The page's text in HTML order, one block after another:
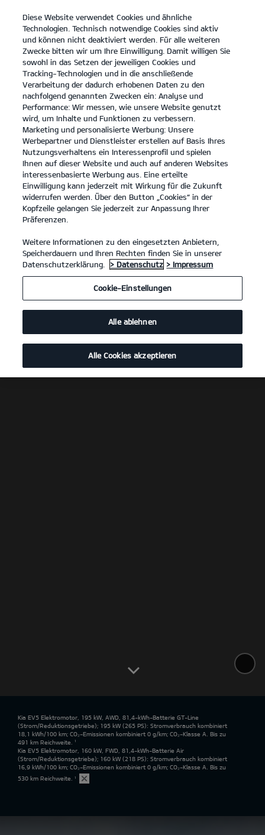
open
menu
KONTAKT
Der EV5 Probefahrt / Angebot
Konfigurator
... ... DER EV5
Der Kia EV5
Entdecke die Welt in neuem Licht.
Kia EV5 Elektromotor, 195 kW, AWD, 81,4-kWh-Batterie GT-Line
(Strom/Reduktionsgetriebe); 195 kW (265 PS): Stromverbrauch kombiniert
18,1 kWh/100 km; CO₂-Emissionen kombiniert 0 g/km; CO₂-Klasse A. Bis zu
491 km Reichweite. ¹
Kia EV5 Elektromotor, 160 kW, FWD, 81,4-kWh-Batterie Air
(Strom/Reduktionsgetriebe); 160 kW (218 PS): Stromverbrauch kombiniert
16,9 kWh/100 km; CO₂-Emissionen kombiniert 0 g/km; CO₂-Klasse A. Bis zu
530 km Reichweite. ¹
Diese Website verwendet Cookies und ähnliche
Technologien. Technisch notwendige Cookies sind aktiv
und können nicht deaktiviert werden. Für alle weiteren
Zwecke bitten wir um Ihre Einwilligung. Damit willigen Sie
sowohl in das Setzen der jeweiligen Cookies und
Tracking-Technologien und in die anschließende
Verarbeitung der dadurch erhobenen Daten zu den
nachfolgend genannten Zwecken ein: Analyse und
Performance: Wir messen, wie unsere Website genutzt
wird, um Inhalte und Funktionen zu verbessern.
Marketing und personalisierte Werbung: Unsere
Werbepartner und Dienstleister erstellen auf Basis Ihres
Nutzungsverhaltens ein Interessenprofil und spielen
Ihnen auf dieser Website und auch auf anderen Websites
interessenbasierte Werbung aus. Eine erteilte
Einwilligung kann jederzeit mit Wirkung für die Zukunft
widerrufen werden. Über den Button „Cookies“ in der
Kopfzeile gelangen Sie jederzeit zur Anpassung Ihrer
Präferenzen.
Weitere Informationen zu den eingesetzten Anbietern,
Speicherdauern und Ihren Rechten finden Sie in unserer
Datenschutzerklärung.
> Datenschutz > Impressum
Cookie-Einstellungen
Alle ablehnen
Alle Cookies akzeptieren